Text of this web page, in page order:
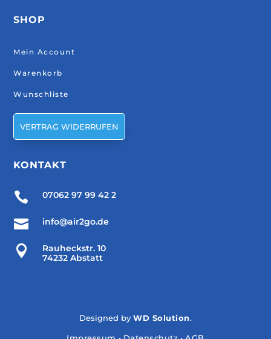
SHOP
Mein Account
Warenkorb
Wunschliste
VERTRAG WIDERRUFEN
KONTAKT
 07062 97 99 42 2
 info@air2go.de

Rauheckstr. 10
74232 Abstatt
Designed byWD Solution.